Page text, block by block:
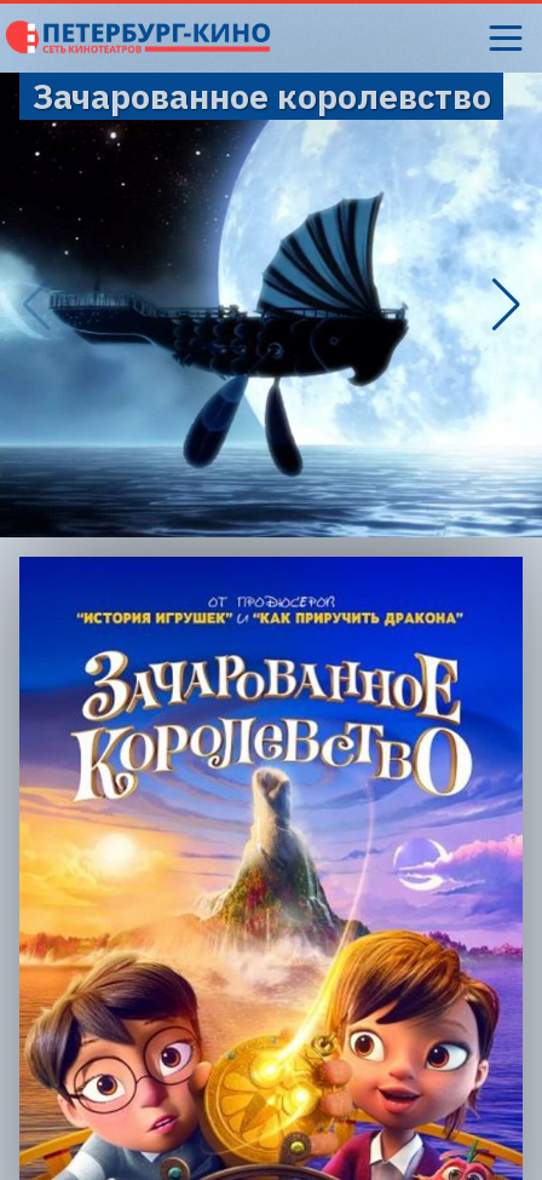
Зачарованное королевство